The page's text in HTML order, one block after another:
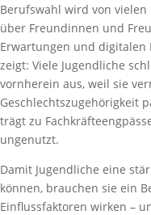
Berufswahl wird von vielen
über Freundinnen und
Erwartungen und
zeigt: Viele Jugendliche
vornherein aus, weil sie
Geschlechtszugehörigkeit
trägt zu
ungenutzt.
Damit Jugendliche eine
können, brauchen sie ein
Einflussfaktoren wirken –